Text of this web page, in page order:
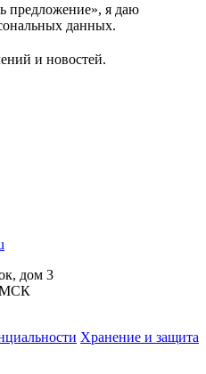
предложение», я даю
данных.
и новостей.
дом 3
МСК
Хранение и защита